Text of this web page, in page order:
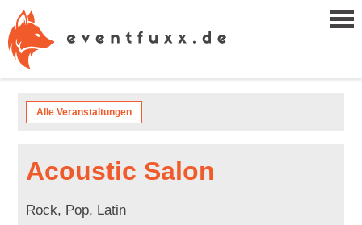
Alle Veranstaltungen
Acoustic Salon
Rock, Pop, Latin